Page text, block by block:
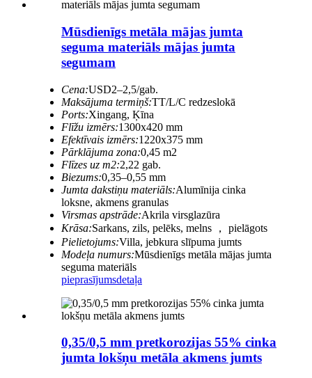
Mūsdienīgs metāla mājas jumta
seguma materiāls mājas jumta
segumam
Cena:USD2–2,5/gab.
Maksājuma termiņš:TT/L/C redzeslokā
Ports:Xingang, Ķīna
Flīžu izmērs:1300x420 mm
Efektīvais izmērs:1220x375 mm
Pārklājuma zona:0,45 m2
Flīzes uz m2:2,22 gab.
Biezums:0,35–0,55 mm
Jumta dakstiņu materiāls:Alumīnija cinka
loksne, akmens granulas
Virsmas apstrāde:Akrila virsglazūra
Krāsa:Sarkans, zils, pelēks, melns ， pielāgots
Pielietojums:Villa, jebkura slīpuma jumts
Modeļa numurs:Mūsdienīgs metāla mājas jumta
seguma materiāls
pieprasījumsdetaļa
0,35/0,5 mm pretkorozijas 55% cinka
jumta lokšņu metāla akmens jumts